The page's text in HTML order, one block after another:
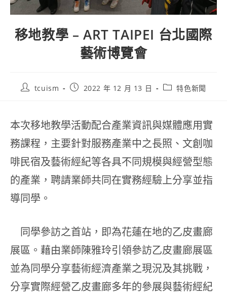
移地教學 – ART TAIPEI 台北國際
藝術博覽會
tcuism 2022 年 12 月 13 日 特色新聞
本次移地教學活動配合產業資訊與媒體應用實
務課程，主要針對服務產業中之長照、文創咖
啡民宿及藝術經紀等各具不同規模與經營型態
的產業，聘請業師共同在實務經驗上分享並指
導同學。
同學參訪之首站，即為花蓮在地的乙皮畫廊
展區。藉由業師陳雅玲引領參訪乙皮畫廊展區
並為同學分享藝術經濟產業之現況及其挑戰，
分享實際經營乙皮畫廊多年的參展與藝術經紀